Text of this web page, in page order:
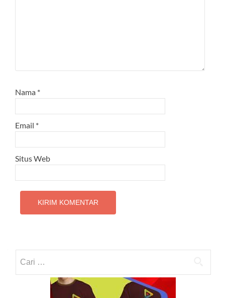
Nama *
Email *
Situs Web
untuk: